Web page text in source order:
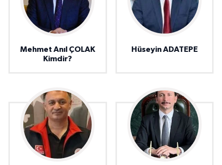
Mehmet Anıl ÇOLAK
Kimdir?
Hüseyin ADATEPE